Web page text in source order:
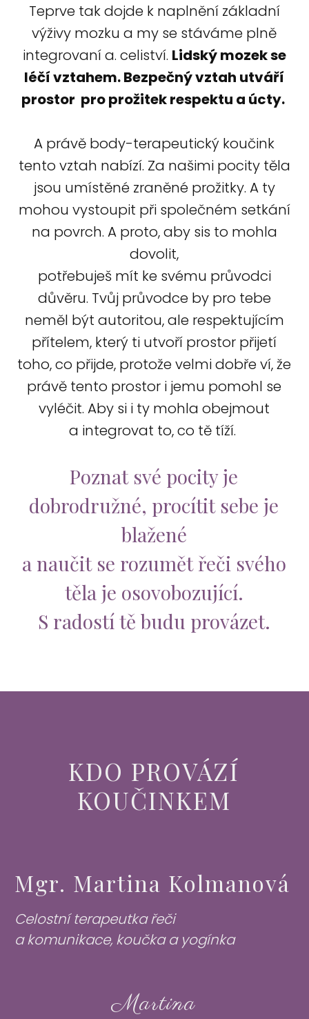
Teprve tak dojde k naplnění základní
výživy mozku a my se stáváme plně
integrovaní a. celiství. Lidský mozek se
léčí vztahem.Bezpečný vztah utváří
prostor pro prožitek respektu a úcty.
A právě body-terapeutický koučink
tento vztah nabízí. Za našimi pocity těla
jsou umístěné zraněné prožitky. A ty
mohou vystoupit při společném setkání
na povrch. A proto, aby sis to mohla
dovolit,
potřebuješ mít ke svému průvodci
důvěru. Tvůj průvodce by pro tebe
neměl být autoritou, ale respektujícím
přítelem, který ti utvoří prostor přijetí
toho, co přijde, protože velmi dobře ví, že
právě tento prostor i jemu pomohl se
vyléčit. Aby si i ty mohla obejmout
a integrovat to, co tě tíží.
Poznat své pocity je
dobrodružné, procítit sebe je
blažené
a naučit se rozumět řeči svého
těla je osovobozující.
S radostí tě budu provázet.
KDO PROVÁZÍ
KOUČINKEM
Mgr. Martina Kolmanová
Celostní terapeutka řeči
a komunikace, koučka a yogínka
Martina